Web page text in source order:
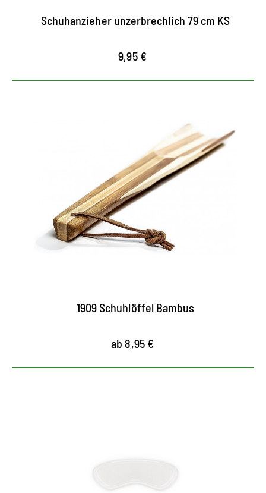
Schuhanzieher unzerbrechlich 79 cm KS
9,95 €
Edler Schuhlöffel
praktisch und handlich
aus ressourcenschonender Bambusholz-
Produktion
schont die Fersenkappe und Nähte des Schuhs
1909 Schuhlöffel Bambus
ab 8,95 €
sicheren Stand